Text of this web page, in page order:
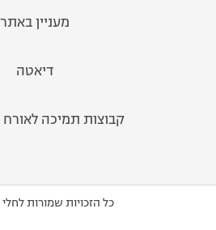
מעניין באתר
דיאטה
קבוצות תמיכה לאורח
כל הזכויות שמורות לחלי ממן